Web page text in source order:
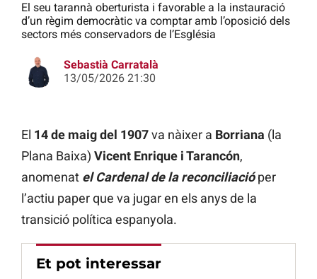
El seu tarannà oberturista i favorable a la instauració
d’un règim democràtic va comptar amb l’oposició dels
sectors més conservadors de l’Església
Sebastià Carratalà
13/05/2026 21:30
El 14 de maig del 1907va nàixer a Borriana (la
Plana Baixa) Vicent Enrique i Tarancón,
anomenat el Cardenal de la reconciliacióper
l’actiu paper que va jugar en els anys de la
transició política espanyola.
Et pot interessar